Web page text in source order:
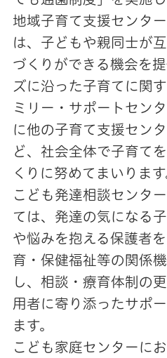
地域子育て支援センタ
は、子どもや親同士が
づくりができる機会を
ズに沿った子育てに関
ミリー・サポートセン
に他の子育て支援セン
ど、社会全体で子育て
くりに努めてまいります
こども発達相談センタ
ては、発達の気になる
や悩みを抱える保護者
育・保健福祉等の関係
し、相談・療育体制の
用者に寄り添ったサポ
ます。
こども家庭センターに